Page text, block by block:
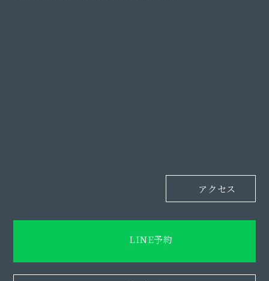
アクセス
LINE予約